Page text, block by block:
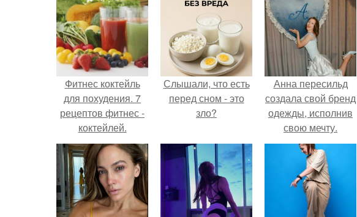
Фитнес коктейль
для похудения. 7
рецептов фитнес -
коктейлей.
Слышали, что есть
перед сном - это
зло?
Анна пересильд
создала свой бренд
одежды, исполнив
свою мечту.